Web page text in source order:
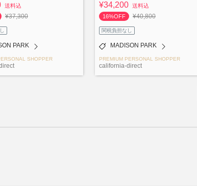
送料込
¥37,300
PARK
SHOPPER
¥34,200 送料込
16%OFF
¥40,800
関税負担なし
MADISON PARK
PREMIUM PERSONAL SHOPPER
california-direct